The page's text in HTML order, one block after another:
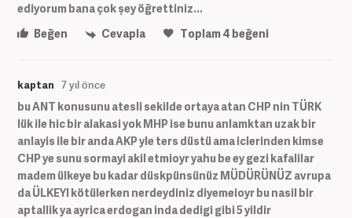
ediyorum bana çok şey öğrettiniz...
Beğen
Cevapla Toplam4 beğeni
kaptan 7 yıl önce
bu ANT konusunu atesli sekilde ortaya atan CHP nin TÜRK
lük ile hic bir alakasi yok MHP ise bunu anlamktan uzak bir
anlayis ile bir anda AKP yle ters düstü ama iclerinden kimse
CHP ye sunu sormayi akil etmioyr yahu be ey gezi kafalilar
madem ülkeye bu kadar düskpünsünüz MÜDÜRÜNÜZ avrupa
da ÜLKEYI kötülerken nerdeydiniz diyemeioyr bu nasil bir
aptallik ya ayrica erdogan inda dedigi gibi 5 yildir